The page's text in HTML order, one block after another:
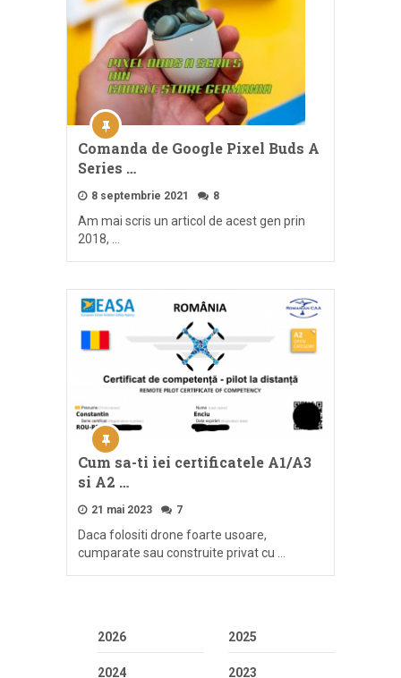
Comanda de Google Pixel Buds A
Series …
8 septembrie 2021 8
Am mai scris un articol de acest gen prin
2018, …
Cum sa-ti iei certificatele A1/A3
si A2 …
21 mai 2023 7
Daca folositi drone foarte usoare,
cumparate sau construite privat cu …
2026 2025
2024 2023